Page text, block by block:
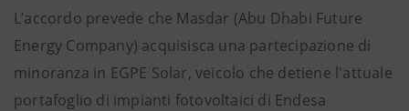
L’accordo prevede che Masdar (Abu Dhabi Future
Energy Company) acquisisca una partecipazione di
minoranza in EGPE Solar, veicolo che detiene l'attuale
portafoglio di impianti fotovoltaici di Endesa